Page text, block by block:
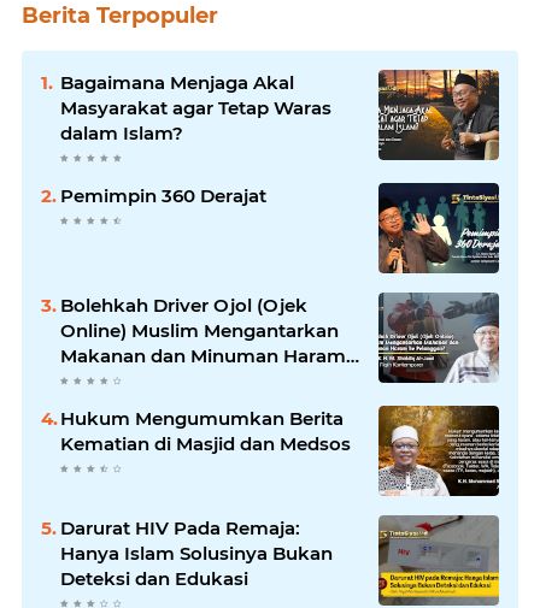
Berita Terpopuler
Bagaimana Menjaga Akal
Masyarakat agar Tetap Waras
dalam Islam?
Pemimpin 360 Derajat
Bolehkah Driver Ojol (Ojek
Online) Muslim Mengantarkan
Makanan dan Minuman Haram
ke Pelanggan?
Hukum Mengumumkan Berita
Kematian di Masjid dan Medsos
Darurat HIV Pada Remaja:
Hanya Islam Solusinya Bukan
Deteksi dan Edukasi